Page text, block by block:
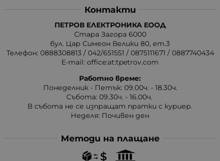
Контакти
ПЕТРОВ ЕЛЕКТРОНИКА ЕООД
Стара Загора 6000
бул. Цар Симеон Велики 80, ет.3
Телефон: 0888308813 / 042/651551 / 0875111671 / 0887740434
E-mail: office:at:tpetrov.com
Работно време:
Понеделник - Петък: 09.00ч. - 18.30ч.
Събота: 09.30ч. - 16.00ч.
В събота не се изпращат пратки с куриер.
Неделя: Почивен ден
Методи на плащане